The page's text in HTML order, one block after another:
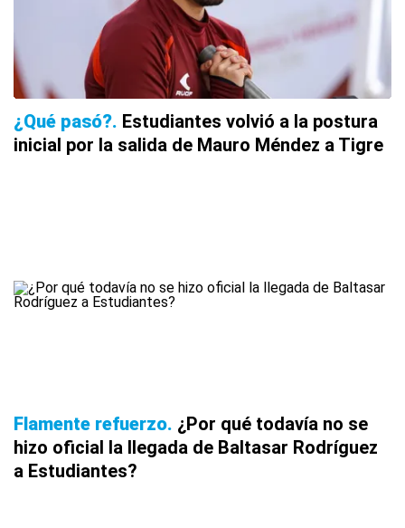
¿Qué pasó? Estudiantes volvió a la postura
inicial por la salida de Mauro Méndez a Tigre
Flamente refuerzo ¿Por qué todavía no se
hizo oficial la llegada de Baltasar Rodríguez
a Estudiantes?